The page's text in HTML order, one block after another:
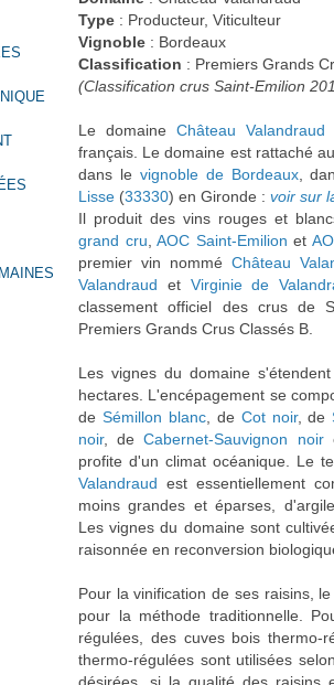
Type : Producteur, Viticulteur
Vignoble : Bordeaux
Classification : Premiers Grands
(Classification crus Saint-Emilion
Le domaine Château Valandraud
français. Le domaine est rattaché
dans le vignoble de Bordeaux,
Lisse (33330) en Gironde : voir sur
Il produit des vins rouges et
grand cru ,AOC Saint-Emilion et
premier vin nomméChâteau
Valandraud et Virginie de
classement officiel des crus de
Premiers Grands Crus Classés B.
Les vignes du domaine
hectares. L'encépagement se
de Sémillon blanc, de Cot noir, de
noir, deCabernet-Sauvignon noir
profite d'un climat océanique. Le
Valandraud est essentiellement
moins grandes et éparses,
Les vignes du domaine sont
raisonnée en reconversion
Pour la vinification de ses raisins,
pour la méthode traditionnelle.
régulées, des cuves bois thermo-
thermo-régulées sont utilisées